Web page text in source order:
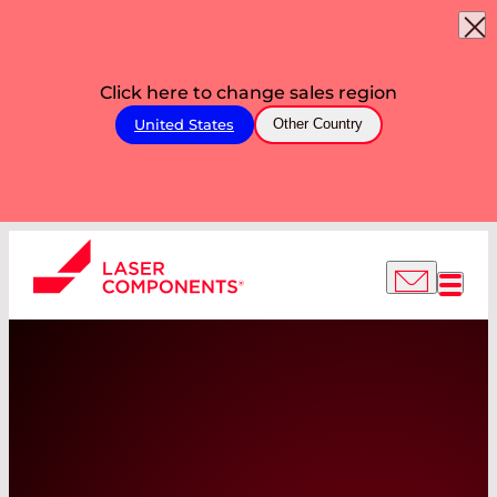
Click here to change sales region
United States Other Country